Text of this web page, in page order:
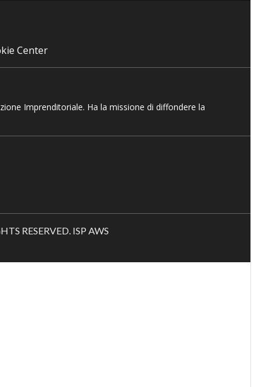
Center
Imprenditoriale. Ha la missione di diffondere la
RESERVED. ISP AWS